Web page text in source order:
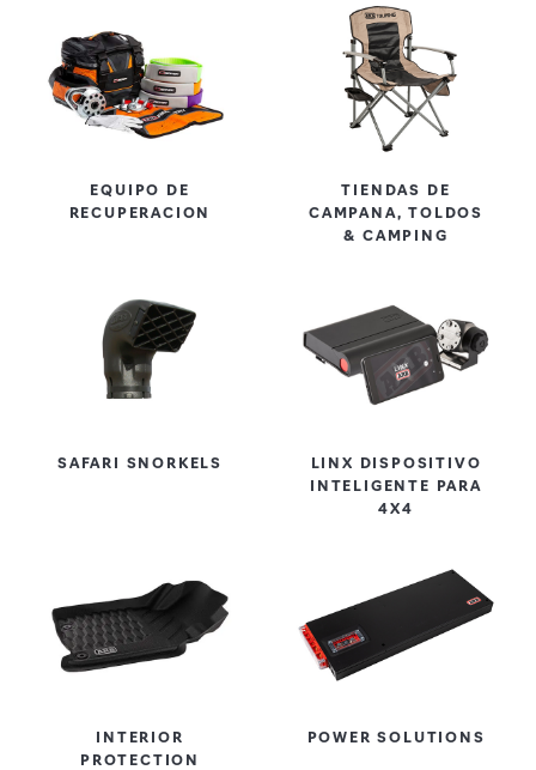
EQUIPO DE
RECUPERACION
TIENDAS DE
CAMPANA, TOLDOS
& CAMPING
SAFARI SNORKELS
LINX DISPOSITIVO
INTELIGENTE PARA
4X4
INTERIOR
PROTECTION
POWER SOLUTIONS